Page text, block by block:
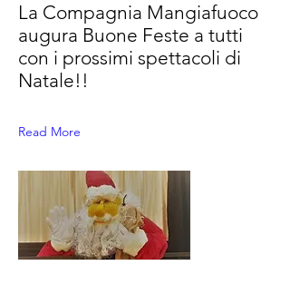
La Compagnia Mangiafuoco
augura Buone Feste a tutti
con i prossimi spettacoli di
Natale!!
Read More